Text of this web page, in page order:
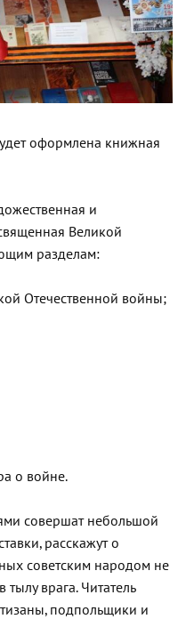
оформлена книжная
и
Великой
разделам:
Отечественной войны;
о войне.
совершат небольшой
расскажут о
советским народом не
врага. Читатель
подпольщики и